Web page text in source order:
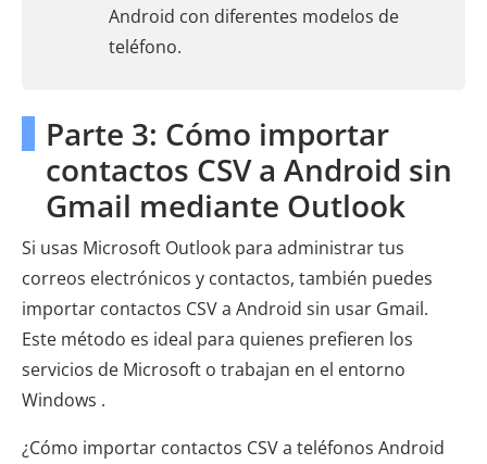
Android con diferentes modelos de
teléfono.
Parte 3: Cómo importar
contactos CSV a Android sin
Gmail mediante Outlook
Si usas Microsoft Outlook para administrar tus
correos electrónicos y contactos, también puedes
importar contactos CSV a Android sin usar Gmail.
Este método es ideal para quienes prefieren los
servicios de Microsoft o trabajan en el entorno
Windows .
¿Cómo importar contactos CSV a teléfonos Android